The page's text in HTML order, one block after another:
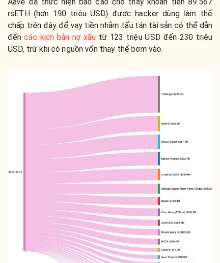
rsETH (hơn 190 triệu USD) được hacker dùng làm thế
chấp trên đây để vay tiền nhằm tẩu tán tài sản có thể dẫn
đếncác kịch bản nợ xấutừ 123 triệu USD đến 230 triệu
USD, trừ khi có nguồn vốn thay thế bơm vào.